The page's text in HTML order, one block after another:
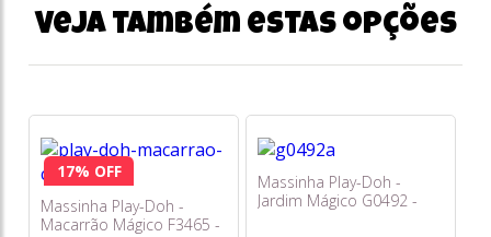
Veja também estas opções
17% OFF
Massinha Play-Doh -
Macarrão Mágico F3465 -
Massinha Play-Doh -
Jardim Mágico G0492 -